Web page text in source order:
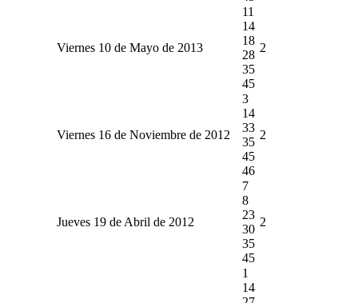
Viernes 10 de Mayo de 2013
11
14
18
28
35
45
2
Viernes 16 de Noviembre de 2012
3
14
33
35
45
46
2
Jueves 19 de Abril de 2012
7
8
23
30
35
45
2
1
14